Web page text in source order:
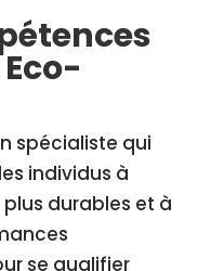
spécialiste qui
individus à
durables et à
se qualifier